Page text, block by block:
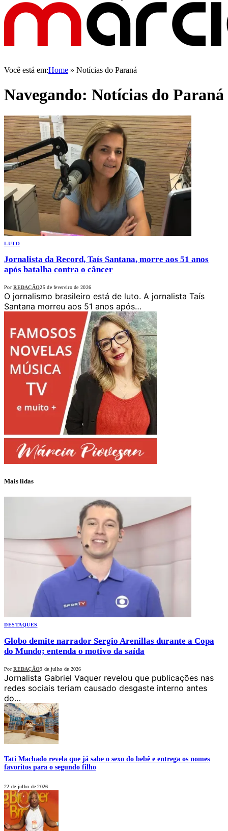
Você está em:Home » Notícias do Paraná
Navegando: Notícias do Paraná
LUTO
Jornalista da Record, Taís Santana, morre aos 51 anos
após batalha contra o câncer
Por REDAÇÃO25 de fevereiro de 2026
O jornalismo brasileiro está de luto. A jornalista Taís
Santana morreu aos 51 anos após…
Mais lidas
DESTAQUES
Globo demite narrador Sergio Arenillas durante a Copa
do Mundo; entenda o motivo da saída
Por REDAÇÃO9 de julho de 2026
Jornalista Gabriel Vaquer revelou que publicações nas
redes sociais teriam causado desgaste interno antes
do…
Tati Machado revela que já sabe o sexo do bebê e entrega os nomes
favoritos para o segundo filho
22 de julho de 2026